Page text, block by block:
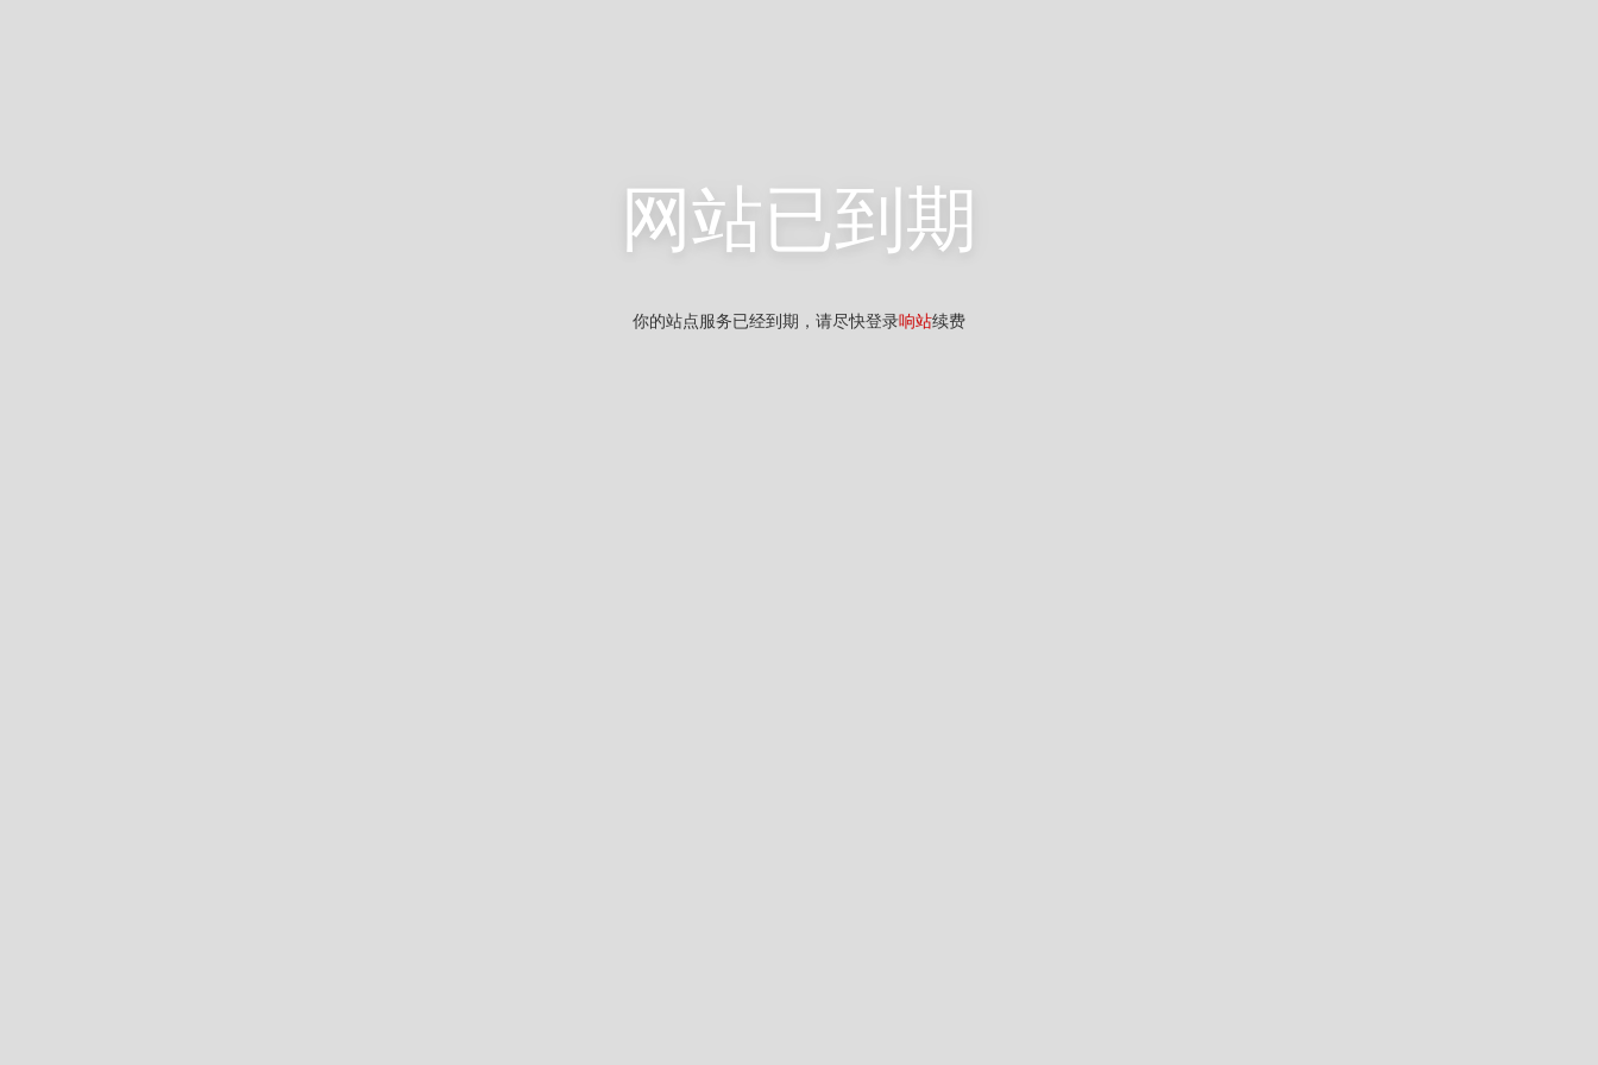
网站已到期
你的站点服务已经到期，请尽快登录响站续费